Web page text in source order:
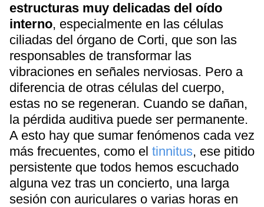
estructuras muy delicadas del oído
interno, especialmente en las células
ciliadas del órgano de Corti, que son las
responsables de transformar las
vibraciones en señales nerviosas. Pero a
diferencia de otras células del cuerpo,
estas no se regeneran. Cuando se dañan,
la pérdida auditiva puede ser permanente.
A esto hay que sumar fenómenos cada vez
más frecuentes, como el tinnitus, ese pitido
persistente que todos hemos escuchado
alguna vez tras un concierto, una larga
sesión con auriculares o varias horas en